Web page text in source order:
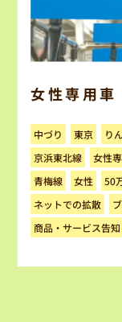
女性専用車
中づり 東京 り
京浜東北線
女性
青梅線
女性 50
ネットでの拡散
商品・サービス告知